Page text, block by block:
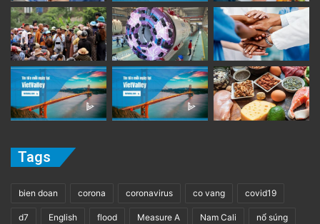
Tags
bien doan corona coronavirus co vang covid19
d7 English flood Measure A Nam Cali nổ súng